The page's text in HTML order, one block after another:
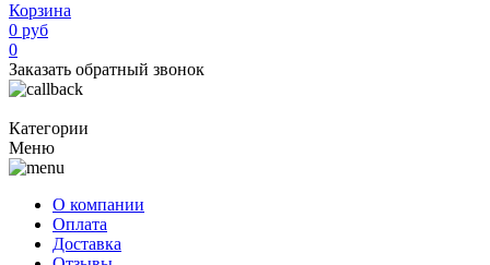
Корзина
0 руб
0
Заказать обратный звонок
Категории
Меню
О компании
Оплата
Доставка